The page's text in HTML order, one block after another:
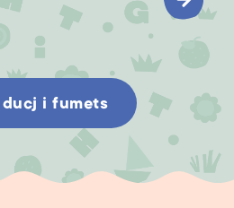
ducj i fumets